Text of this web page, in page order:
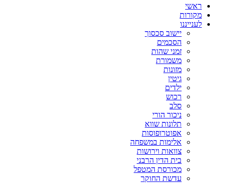
ראשי
מקורות
לענייננו
יישוב סכסוך
הסכמים
זמני שהות
משמורת
מזונות
גיטין
ילדים
רכוש
סלב
ניכור הורי
תלונות שווא
אפוטרופוסות
אלימות במשפחה
צוואות וירושות
בית הדין הרבני
מכורסת המטפל
עדשת החוקר